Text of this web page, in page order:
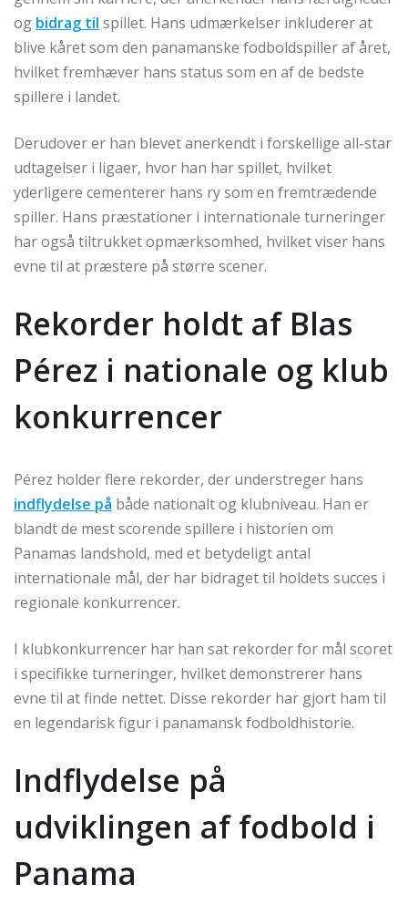
og bidrag til spillet. Hans udmærkelser inkluderer at
blive kåret som den panamanske fodboldspiller af året,
hvilket fremhæver hans status som en af de bedste
spillere i landet.
Derudover er han blevet anerkendt i forskellige all-star
udtagelser i ligaer, hvor han har spillet, hvilket
yderligere cementerer hans ry som en fremtrædende
spiller. Hans præstationer i internationale turneringer
har også tiltrukket opmærksomhed, hvilket viser hans
evne til at præstere på større scener.
Rekorder holdt af Blas
Pérez i nationale og klub
konkurrencer
Pérez holder flere rekorder, der understreger hans
indflydelse på både nationalt og klubniveau. Han er
blandt de mest scorende spillere i historien om
Panamas landshold, med et betydeligt antal
internationale mål, der har bidraget til holdets succes i
regionale konkurrencer.
I klubkonkurrencer har han sat rekorder for mål scoret
i specifikke turneringer, hvilket demonstrerer hans
evne til at finde nettet. Disse rekorder har gjort ham til
en legendarisk figur i panamansk fodboldhistorie.
Indflydelse på
udviklingen af fodbold i
Panama